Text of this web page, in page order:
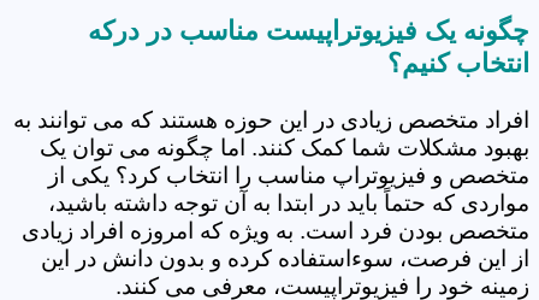
چگونه یک فیزیوتراپیست مناسب در درکه
انتخاب کنیم؟
افراد متخصص زیادی در این حوزه هستند که می توانند به
بهبود مشکلات شما کمک کنند. اما چگونه می توان یک
متخصص و فیزیوتراپ مناسب را انتخاب کرد؟ یکی از
مواردی که حتماً باید در ابتدا به آن توجه داشته باشید،
متخصص بودن فرد است. به ویژه که امروزه افراد زیادی
از این فرصت، سوءاستفاده کرده و بدون دانش در این
زمینه خود را فیزیوتراپیست، معرفی می کنند.